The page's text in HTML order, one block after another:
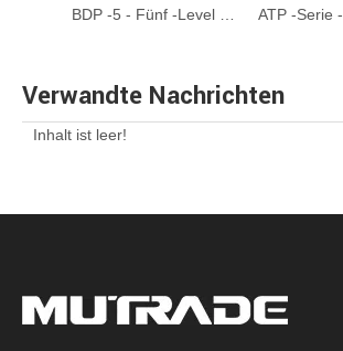
Verwandte Nachrichten
Inhalt ist leer!